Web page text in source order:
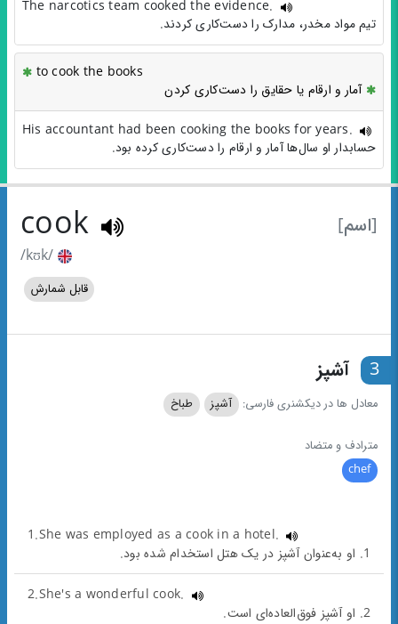
The narcotics team cooked the evidence.
تیم مواد مخدر، مدارک را دست‌کاری کردند.
to cook the books
آمار و ارقام یا حقایق را دست‌کاری کردن
His accountant had been cooking the books for years.
حسابدار او سال‌ها آمار و ارقام را دست‌کاری کرده بود.
[اسم] cook
/kʊk/
قابل شمارش
3 آشپز
معادل ها در دیکشنری فارسی: آشپز طباخ
مترادف و متضاد
chef
1.She was employed as a cook in a hotel.
1. او به‌عنوان آشپز در یک هتل استخدام شده بود.
2.She's a wonderful cook.
2. او آشپز فوق‌العاده‌ای است.